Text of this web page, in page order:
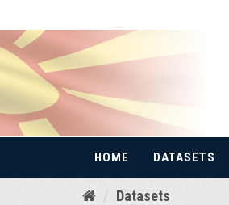
Skip
HOME DATASETS
Datasets